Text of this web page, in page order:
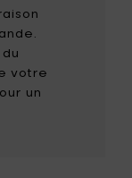
votre
un